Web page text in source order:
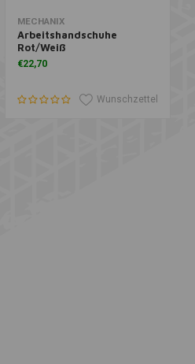
Zusatzinformation
MECHANIX
Arbeitshandschuhe
Rot/Weiß
€22,70
Wunschzettel